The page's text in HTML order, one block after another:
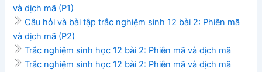
và dịch mã (P1)
Câu hỏi và bài tập trắc nghiệm sinh 12 bài 2: Phiên mã
và dịch mã (P2)
Trắc nghiệm sinh học 12 bài 2: Phiên mã và dịch mã
Trắc nghiệm sinh học 12 bài 2: Phiên mã và dịch mã